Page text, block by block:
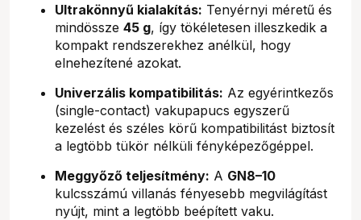
Ultrakönnyű kialakítás: Tenyérnyi méretű és
mindössze 45 g, így tökéletesen illeszkedik a
kompakt rendszerekhez anélkül, hogy
elnehezítené azokat.
Univerzális kompatibilitás: Az egyérintkezős
(single-contact) vakupapucs egyszerű
kezelést és széles körű kompatibilitást biztosít
a legtöbb tükör nélküli fényképezőgéppel.
Meggyőző teljesítmény: A GN8–10
kulcsszámú villanás fényesebb megvilágítást
nyújt, mint a legtöbb beépített vaku.